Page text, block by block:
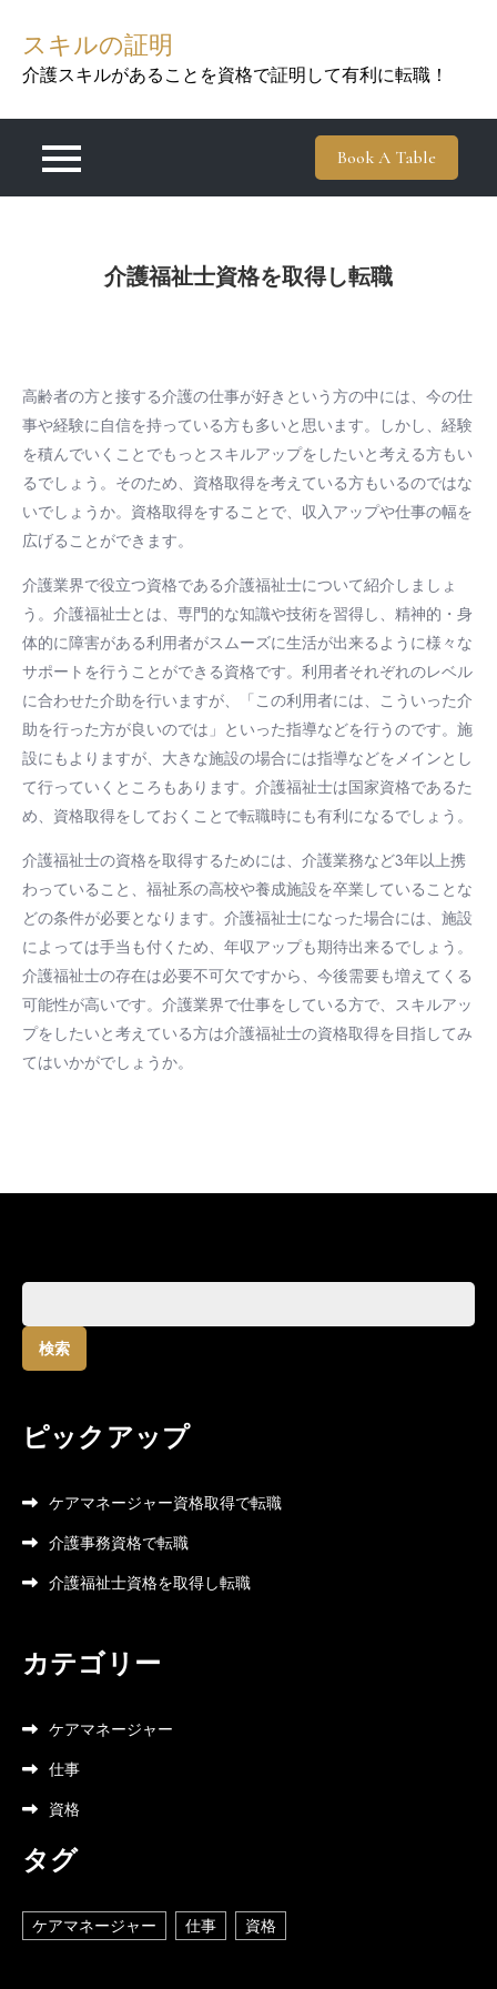
content
スキルの証明
介護スキルがあることを資格で証明して有利に転職！
Book A Table
介護福祉士資格を取得し転職
高齢者の方と接する介護の仕事が好きという方の中には、今の仕
事や経験に自信を持っている方も多いと思います。しかし、経験
を積んでいくことでもっとスキルアップをしたいと考える方もい
るでしょう。そのため、資格取得を考えている方もいるのではな
いでしょうか。資格取得をすることで、収入アップや仕事の幅を
広げることができます。
介護業界で役立つ資格である介護福祉士について紹介しましょ
う。介護福祉士とは、専門的な知識や技術を習得し、精神的・身
体的に障害がある利用者がスムーズに生活が出来るように様々な
サポートを行うことができる資格です。利用者それぞれのレベル
に合わせた介助を行いますが、「この利用者には、こういった介
助を行った方が良いのでは」といった指導などを行うのです。施
設にもよりますが、大きな施設の場合には指導などをメインとし
て行っていくところもあります。介護福祉士は国家資格であるた
め、資格取得をしておくことで転職時にも有利になるでしょう。
介護福祉士の資格を取得するためには、介護業務など3年以上携
わっていること、福祉系の高校や養成施設を卒業していることな
どの条件が必要となります。介護福祉士になった場合には、施設
によっては手当も付くため、年収アップも期待出来るでしょう。
介護福祉士の存在は必要不可欠ですから、今後需要も増えてくる
可能性が高いです。介護業界で仕事をしている方で、スキルアッ
プをしたいと考えている方は介護福祉士の資格取得を目指してみ
てはいかがでしょうか。
索:
ピックアップ
ケアマネージャー資格取得で転職
介護事務資格で転職
介護福祉士資格を取得し転職
カテゴリー
ケアマネージャー
仕事
資格
タグ
ケアマネージャー 仕事 資格